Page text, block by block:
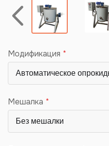
Назад
Модификация
Мешалка